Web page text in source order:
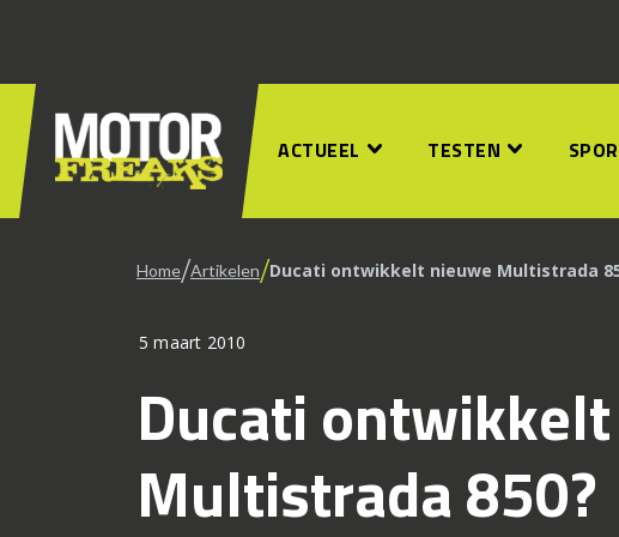
ACTUEEL TESTEN
Home/Artikelen/Ducati ontwikkelt nieuwe Multistrada
5 maart 2010
Ducati
Multistrada 850?